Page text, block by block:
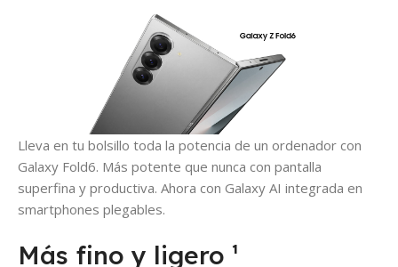
Lleva en tu bolsillo toda la potencia de un ordenador con
Galaxy Fold6. Más potente que nunca con pantalla
superfina y productiva. Ahora con Galaxy AI integrada en
smartphones plegables.
Más fino y ligero ¹